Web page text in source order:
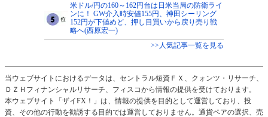
米ドル/円の160～162円台は日米当局の防衛ライ
ンに！ GW介入時安値155円、神田シーリング
152円が下値めど、押し目買いから戻り売り戦
略へ(西原宏一)
>>人気記事一覧を見る
当ウェブサイトにおけるデータは、セントラル短資ＦＸ、クォンツ・リサーチ、
ＤＺＨフィナンシャルリサーチ、フィスコから情報の提供を受けております。
本ウェブサイト「ザイFX！」は、情報の提供を目的として運営しており、投
資、その他の行動を勧誘する目的では運営しておりません。通貨ペアの選択、売